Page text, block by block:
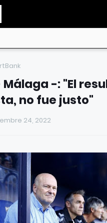
Málaga -: "El
no fue justo"
24, 2022